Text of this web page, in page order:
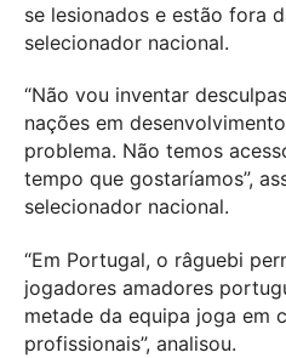
se lesionados e estão fora
selecionador nacional.
“Não vou inventar
nações em
problema. Não temos
tempo que gostaríamos”,
selecionador nacional.
“Em Portugal, o râguebi
jogadores amadores
metade da equipa joga em
profissionais”, analisou.